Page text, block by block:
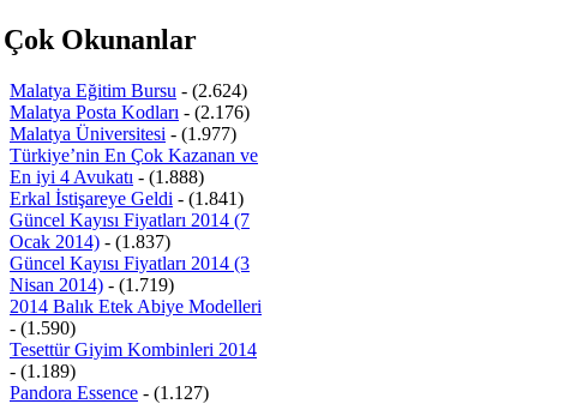
Okunanlar
Malatya Eğitim Bursu - (2.624)
Malatya Posta Kodları - (2.176)
Malatya Üniversitesi - (1.977)
Türkiye’nin En Çok Kazanan ve
En iyi 4 Avukatı - (1.888)
Erkal İstişareye Geldi - (1.841)
Güncel Kayısı Fiyatları 2014 (7
Ocak 2014) - (1.837)
Güncel Kayısı Fiyatları 2014 (3
Nisan 2014) - (1.719)
2014 Balık Etek Abiye Modelleri
- (1.590)
Tesettür Giyim Kombinleri 2014
- (1.189)
Pandora Essence - (1.127)